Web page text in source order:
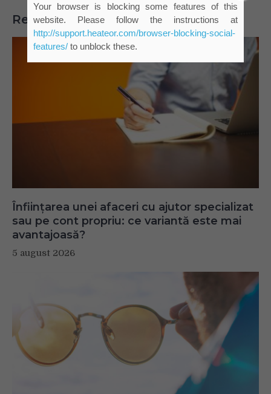
Related Posts
Înființarea unei afaceri cu ajutor specializat
sau pe cont propriu: ce variantă este mai
avantajoasă?
5 august 2026
Your browser is blocking some features of this
website. Please follow the instructions at
http://support.heateor.com/browser-blocking-social-
features/to unblock these.